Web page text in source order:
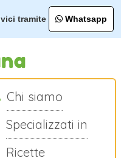
tramite Whatsapp
Chi siamo
Specializzati in
Ricette